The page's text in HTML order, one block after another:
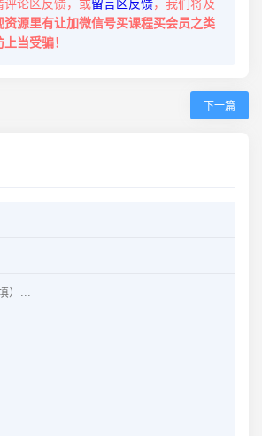
资源里有让加微信号买课程买会员之类
当受骗！
下一篇